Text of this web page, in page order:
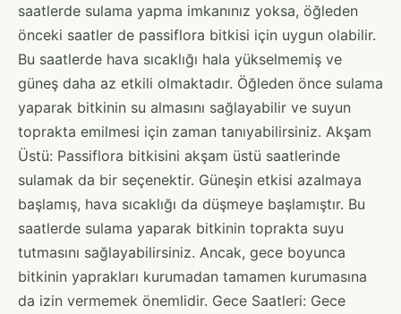
saatlerde sulama yapma imkanınız yoksa, öğleden
önceki saatler de passiflora bitkisi için uygun olabilir.
Bu saatlerde hava sıcaklığı hala yükselmemiş ve
güneş daha az etkili olmaktadır. Öğleden önce sulama
yaparak bitkinin su almasını sağlayabilir ve suyun
toprakta emilmesi için zaman tanıyabilirsiniz. Akşam
Üstü: Passiflora bitkisini akşam üstü saatlerinde
sulamak da bir seçenektir. Güneşin etkisi azalmaya
başlamış, hava sıcaklığı da düşmeye başlamıştır. Bu
saatlerde sulama yaparak bitkinin toprakta suyu
tutmasını sağlayabilirsiniz. Ancak, gece boyunca
bitkinin yaprakları kurumadan tamamen kurumasına
da izin vermemek önemlidir. Gece Saatleri: Gece